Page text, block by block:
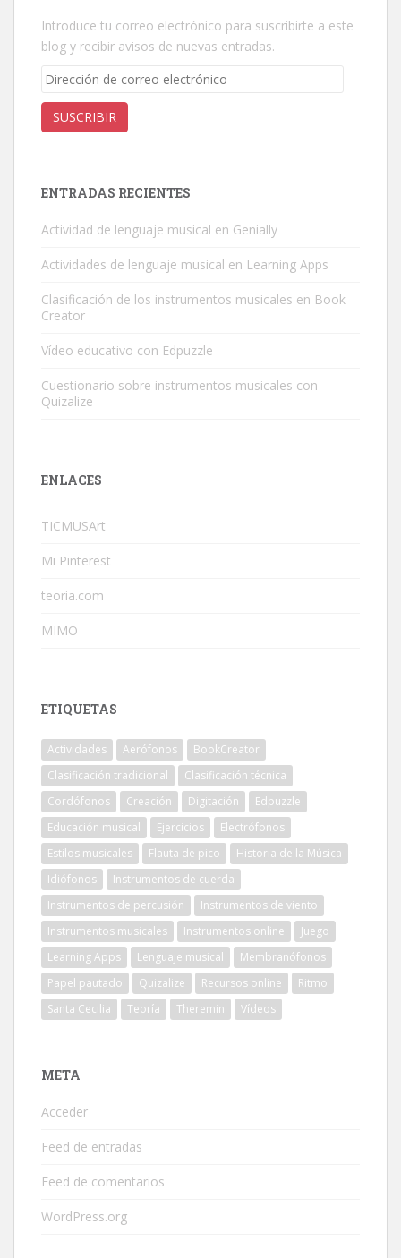
Introduce tu correo electrónico para suscribirte a este
blog y recibir avisos de nuevas entradas.
Dirección
correo
electrónico
SUSCRIBIR
ENTRADAS RECIENTES
Actividad de lenguaje musical en Genially
Actividades de lenguaje musical en Learning Apps
Clasificación de los instrumentos musicales en Book
Creator
Vídeo educativo con Edpuzzle
Cuestionario sobre instrumentos musicales con
Quizalize
ENLACES
TICMUSArt
Mi Pinterest
teoria.com
MIMO
ETIQUETAS
Actividades Aerófonos
BookCreator
Clasificación tradicional
Clasificación técnica
Cordófonos
Creación Digitación
Edpuzzle
Educación musical
Ejercicios
Electrófonos
Estilos musicales
Flauta de pico
Historia de la Música
Idiófonos
Instrumentos de cuerda
Instrumentos de percusión
Instrumentos de viento
Instrumentos musicales
Instrumentos online
Juego
Learning Apps
Lenguaje musical
Membranófonos
Papel pautado
Quizalize Recursos online
Ritmo
Santa Cecilia
Teoría Theremin Vídeos
META
Acceder
Feed de entradas
Feed de comentarios
WordPress.org